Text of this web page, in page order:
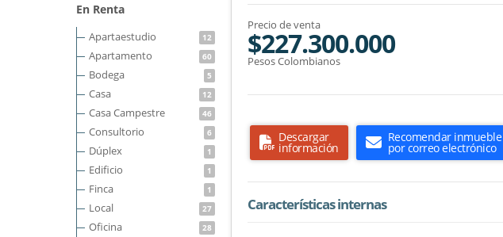
En Renta
Apartaestudio 12
Apartamento 60
Bodega 5
Casa 12
Casa Campestre 46
Consultorio 6
Dúplex 1
Edificio 1
Finca 1
Local 27
Oficina 28
Precio de venta
$227.300.000
Pesos Colombianos
Descargar
información
Recomendar inmueble
por correo electrónico
Características internas